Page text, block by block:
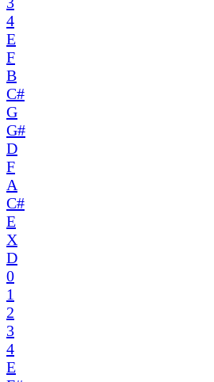
4
E
F
B
C#
G
G#
D
F
A
C#
E
X
D
0
1
2
3
4
E